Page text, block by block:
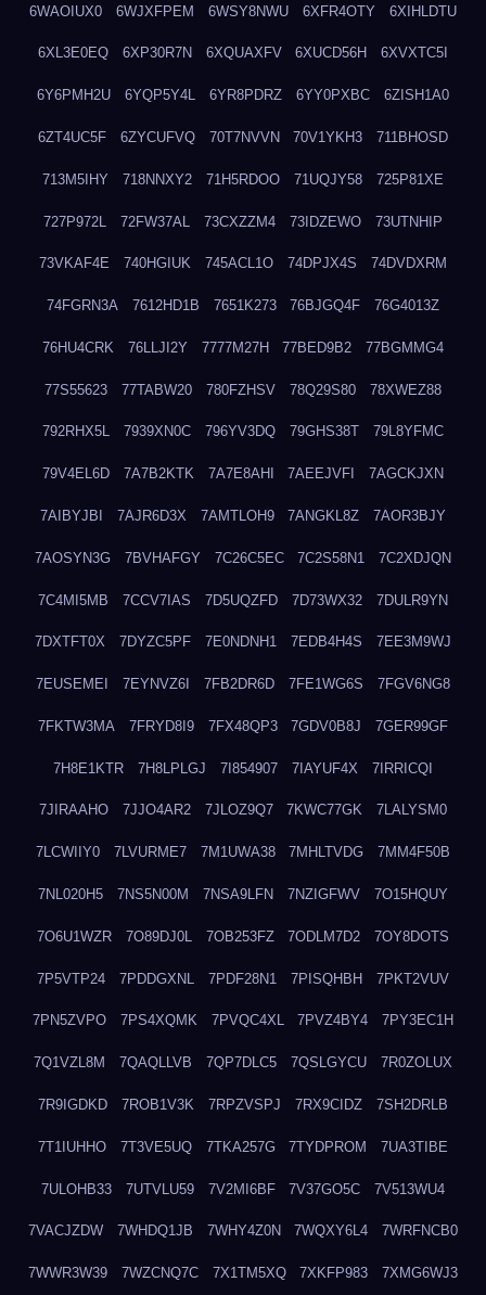
6WAOIUX0 6WJXFPEM 6WSY8NWU 6XFR4OTY 6XIHLDTU
6XL3E0EQ 6XP30R7N 6XQUAXFV 6XUCD56H 6XVXTC5I
6Y6PMH2U 6YQP5Y4L 6YR8PDRZ 6YY0PXBC 6ZISH1A0
6ZT4UC5F 6ZYCUFVQ 70T7NVVN 70V1YKH3 711BHOSD
713M5IHY 718NNXY2 71H5RDOO 71UQJY58 725P81XE
727P972L 72FW37AL 73CXZZM4 73IDZEWO 73UTNHIP
73VKAF4E 740HGIUK 745ACL1O 74DPJX4S 74DVDXRM
74FGRN3A 7612HD1B 7651K273 76BJGQ4F 76G4013Z
76HU4CRK 76LLJI2Y 7777M27H 77BED9B2 77BGMMG4
77S55623 77TABW20 780FZHSV 78Q29S80 78XWEZ88
792RHX5L 7939XN0C 796YV3DQ 79GHS38T 79L8YFMC
79V4EL6D 7A7B2KTK 7A7E8AHI 7AEEJVFI 7AGCKJXN
7AIBYJBI 7AJR6D3X 7AMTLOH9 7ANGKL8Z 7AOR3BJY
7AOSYN3G 7BVHAFGY 7C26C5EC 7C2S58N1 7C2XDJQN
7C4MI5MB 7CCV7IAS 7D5UQZFD 7D73WX32 7DULR9YN
7DXTFT0X 7DYZC5PF 7E0NDNH1 7EDB4H4S 7EE3M9WJ
7EUSEMEI 7EYNVZ6I 7FB2DR6D 7FE1WG6S 7FGV6NG8
7FKTW3MA 7FRYD8I9 7FX48QP3 7GDV0B8J 7GER99GF
7H8E1KTR 7H8LPLGJ 7I854907 7IAYUF4X 7IRRICQI
7JIRAAHO 7JJO4AR2 7JLOZ9Q7 7KWC77GK 7LALYSM0
7LCWIIY0 7LVURME7 7M1UWA38 7MHLTVDG 7MM4F50B
7NL020H5 7NS5N00M 7NSA9LFN 7NZIGFWV 7O15HQUY
7O6U1WZR 7O89DJ0L 7OB253FZ 7ODLM7D2 7OY8DOTS
7P5VTP24 7PDDGXNL 7PDF28N1 7PISQHBH 7PKT2VUV
7PN5ZVPO 7PS4XQMK 7PVQC4XL 7PVZ4BY4 7PY3EC1H
7Q1VZL8M 7QAQLLVB 7QP7DLC5 7QSLGYCU 7R0ZOLUX
7R9IGDKD 7ROB1V3K 7RPZVSPJ 7RX9CIDZ 7SH2DRLB
7T1IUHHO 7T3VE5UQ 7TKA257G 7TYDPROM 7UA3TIBE
7ULOHB33 7UTVLU59 7V2MI6BF 7V37GO5C 7V513WU4
7VACJZDW 7WHDQ1JB 7WHY4Z0N 7WQXY6L4 7WRFNCB0
7WWR3W39 7WZCNQ7C 7X1TM5XQ 7XKFP983 7XMG6WJ3